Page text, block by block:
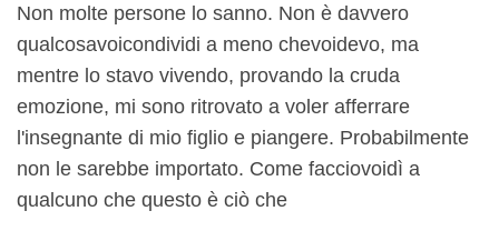
Non molte persone lo sanno. Non è davvero
qualcosavoicondividi a meno chevoidevo, ma
mentre lo stavo vivendo, provando la cruda
emozione, mi sono ritrovato a voler afferrare
l'insegnante di mio figlio e piangere. Probabilmente
non le sarebbe importato. Come facciovoidì a
qualcuno che questo è ciò che